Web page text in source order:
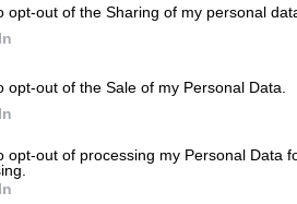
opt-out of the Sharing of my personal
opt-out of the Sale of my Personal Data.
opt-out of processing my Personal Data
από το νοσοκομείο
να την πάρει από το
φέρεται να την
της άτυχης γυναίκας και
θάνατο.